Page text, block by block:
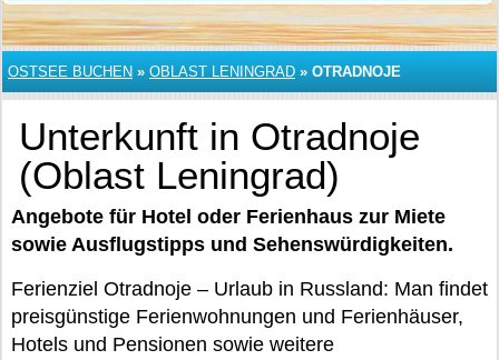
OSTSEE BUCHEN » OBLAST LENINGRAD » OTRADNOJE
Unterkunft in Otradnoje
(Oblast Leningrad)
Angebote für Hotel oder Ferienhaus zur Miete
sowie Ausflugstipps und Sehenswürdigkeiten.
Ferienziel Otradnoje – Urlaub in Russland: Man findet
preisgünstige Ferienwohnungen und Ferienhäuser,
Hotels und Pensionen sowie weitere